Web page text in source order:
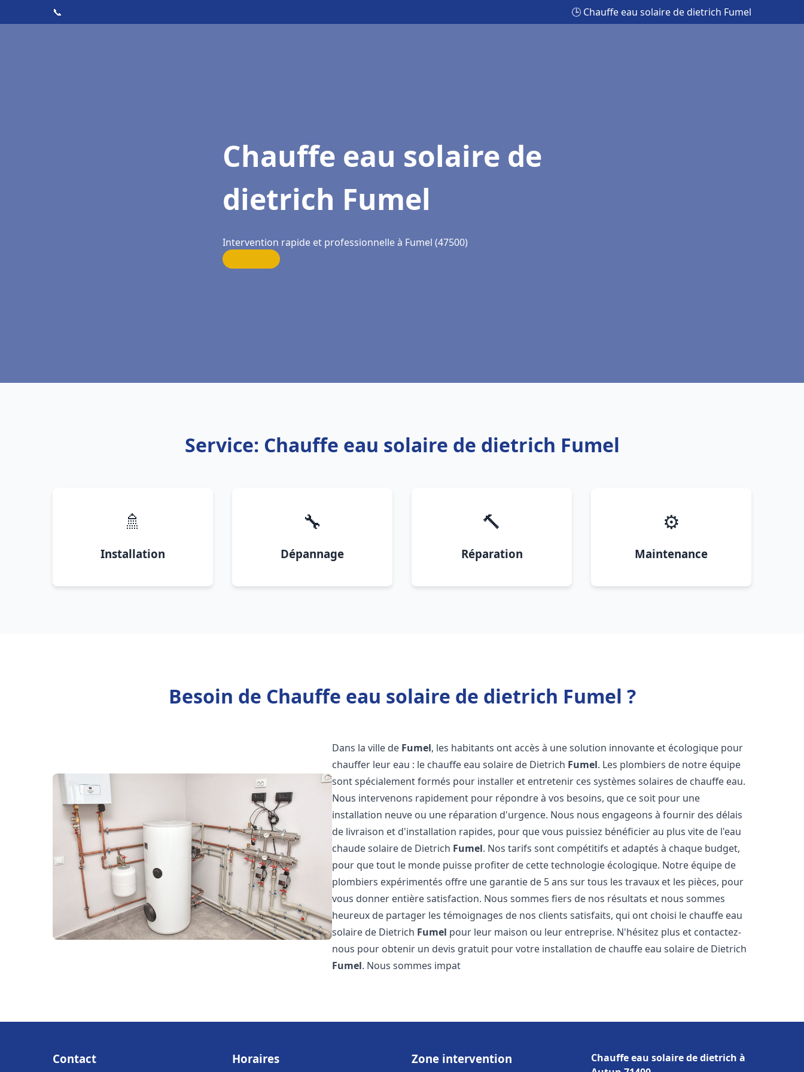
📞 🕒 Chauffe eau solaire de dietrich Fumel
Chauffe eau solaire de
dietrich Fumel
Intervention rapide et professionnelle à Fumel (47500)
Service: Chauffe eau solaire de dietrich Fumel
🚿
Installation
🔧
Dépannage
🔨
Réparation
⚙️
Maintenance
Besoin de Chauffe eau solaire de dietrich Fumel ?
Dans la ville de Fumel, les habitants ont accès à une solution innovante et écologique pour
chauffer leur eau : le chauffe eau solaire de Dietrich Fumel. Les plombiers de notre équipe
sont spécialement formés pour installer et entretenir ces systèmes solaires de chauffe eau.
Nous intervenons rapidement pour répondre à vos besoins, que ce soit pour une
installation neuve ou une réparation d'urgence. Nous nous engageons à fournir des délais
de livraison et d'installation rapides, pour que vous puissiez bénéficier au plus vite de l'eau
chaude solaire de Dietrich Fumel. Nos tarifs sont compétitifs et adaptés à chaque budget,
pour que tout le monde puisse profiter de cette technologie écologique. Notre équipe de
plombiers expérimentés offre une garantie de 5 ans sur tous les travaux et les pièces, pour
vous donner entière satisfaction. Nous sommes fiers de nos résultats et nous sommes
heureux de partager les témoignages de nos clients satisfaits, qui ont choisi le chauffe eau
solaire de Dietrich Fumel pour leur maison ou leur entreprise. N'hésitez plus et contactez-
nous pour obtenir un devis gratuit pour votre installation de chauffe eau solaire de Dietrich
Fumel. Nous sommes impat
Contact Horaires Zone intervention
Chauffe eau solaire de dietrich à